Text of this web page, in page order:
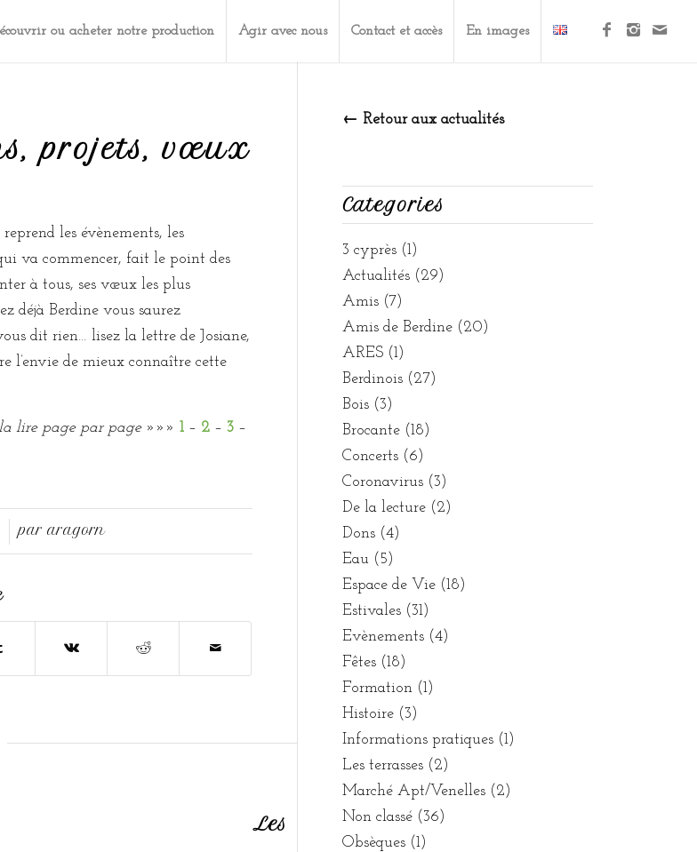
ou acheter notre production Agir avec nous Contact et accès En images
projets, vœux
les évènements, les
va commencer, fait le point des
à tous, ses vœux les plus
déjà Berdine vous saurez
dit rien… lisez la lettre de Josiane,
l’envie de mieux connaître cette
lire page par page»»» 1 – 2 – 3 –
par aragorn
Les
← Retour aux actualités
Categories
3 cyprès(1)
Actualités(29)
Amis(7)
Amis de Berdine(20)
ARES(1)
Berdinois(27)
Bois(3)
Brocante(18)
Concerts(6)
Coronavirus(3)
De la lecture(2)
Dons(4)
Eau(5)
Espace de Vie(18)
Estivales(31)
Evènements(4)
Fêtes(18)
Formation(1)
Histoire(3)
Informations pratiques(1)
Les terrasses(2)
Marché Apt/Venelles(2)
Non classé(36)
Obsèques(1)